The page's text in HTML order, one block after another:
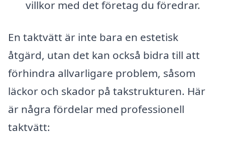
villkor med det företag du föredrar.
En taktvätt är inte bara en estetisk
åtgärd, utan det kan också bidra till att
förhindra allvarligare problem, såsom
läckor och skador på takstrukturen. Här
är några fördelar med professionell
taktvätt: